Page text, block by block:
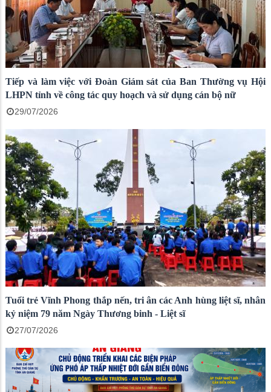
Tiếp và làm việc với Đoàn Giám sát của Ban Thường vụ Hội
LHPN tỉnh về công tác quy hoạch và sử dụng cán bộ nữ
29/07/2026
Tuổi trẻ Vĩnh Phong thắp nến, tri ân các Anh hùng liệt sĩ, nhân
kỷ niệm 79 năm Ngày Thương binh - Liệt sĩ
27/07/2026